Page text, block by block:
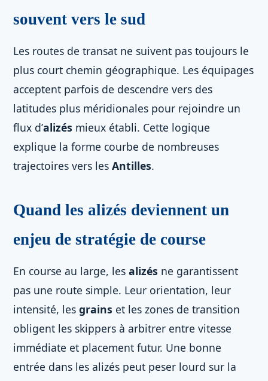
souvent vers le sud
Les routes de transat ne suivent pas toujours le
plus court chemin géographique. Les équipages
acceptent parfois de descendre vers des
latitudes plus méridionales pour rejoindre un
flux d’alizés mieux établi. Cette logique
explique la forme courbe de nombreuses
trajectoires vers les Antilles.
Quand les alizés deviennent un
enjeu de stratégie de course
En course au large, les alizés ne garantissent
pas une route simple. Leur orientation, leur
intensité, les grains et les zones de transition
obligent les skippers à arbitrer entre vitesse
immédiate et placement futur. Une bonne
entrée dans les alizés peut peser lourd sur la